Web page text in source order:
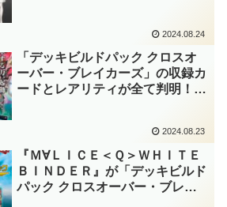
ね！！「デッキビルドパック ク
ロスオーバー・ブレイカーズ」収
録！！【遊戯王OCG】
2024.08.24
「デッキビルドパック クロスオ
ーバー・ブレイカーズ」の収録カ
ードとレアリティが全て判明！！
位レアリティの選出も、意外なも
のが散見されますね～。【遊戯王
OCG】
2024.08.23
『Ｍ∀ＬＩＣＥ＜Ｑ＞ＷＨＩＴＥ
ＢＩＮＤＥＲ』が「デッキビルド
パック クロスオーバー・ブレイ